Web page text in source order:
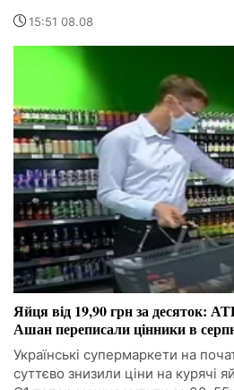
15:51 08.08
Яйця від 19,90 грн за десяток:
Ашан переписали цінники в
Українські супермаркети на
суттєво знизили ціни на курячі